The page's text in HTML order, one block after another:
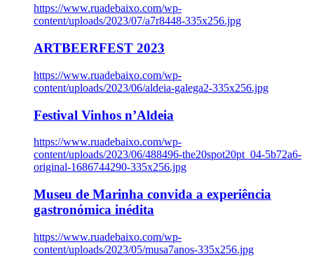
https://www.ruadebaixo.com/wp-
content/uploads/2023/07/a7r8448-335x256.jpg
ARTBEERFEST 2023
https://www.ruadebaixo.com/wp-
content/uploads/2023/06/aldeia-galega2-335x256.jpg
Festival Vinhos n’Aldeia
https://www.ruadebaixo.com/wp-
content/uploads/2023/06/488496-the20spot20pt_04-5b72a6-
original-1686744290-335x256.jpg
Museu de Marinha convida a experiência
gastronómica inédita
https://www.ruadebaixo.com/wp-
content/uploads/2023/05/musa7anos-335x256.jpg